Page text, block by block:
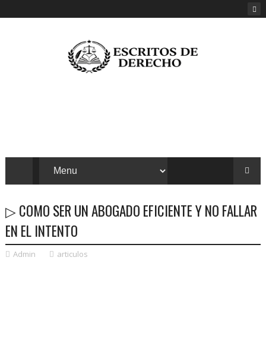
▷ COMO SER UN ABOGADO EFICIENTE Y NO FALLAR
EN EL INTENTO
Admin articulos